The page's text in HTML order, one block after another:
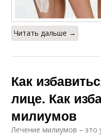
Читать дальше →
Как
лице. Как
милиумов
Лечение милиумов – это